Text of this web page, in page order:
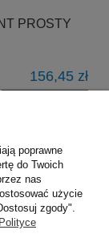
PROSTY
156,45 zł
poprawne
do Twoich
nas
użycie
zgody".